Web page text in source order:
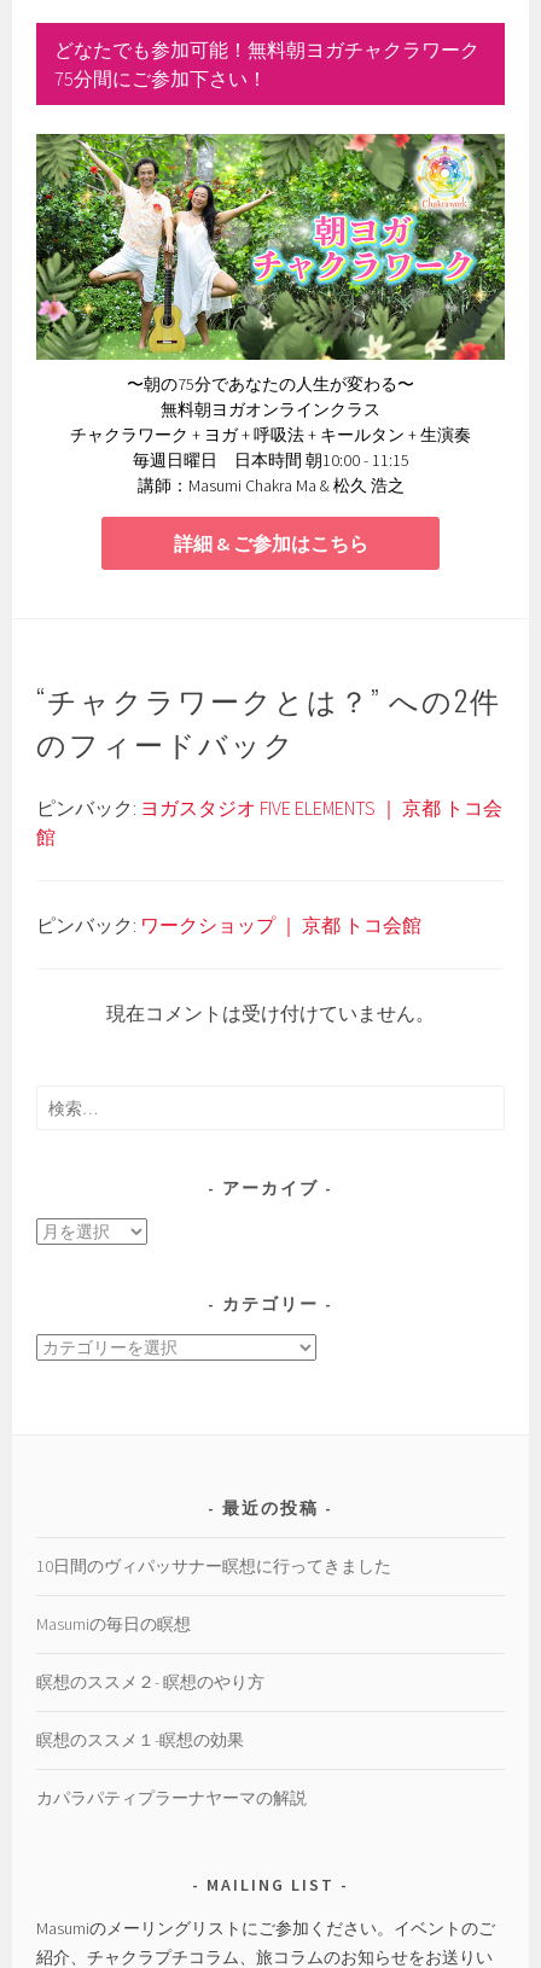
どなたでも参加可能！無料朝ヨガチャクラワーク
75分間にご参加下さい！
〜朝の75分であなたの人生が変わる〜
無料朝ヨガオンラインクラス
チャクラワーク + ヨガ + 呼吸法 + キールタン + 生演奏
毎週日曜日 日本時間 朝10:00 - 11:15
講師：Masumi Chakra Ma & 松久 浩之
詳細 & ご参加はこちら
“チャクラワークとは？ ” への2件
のフィードバック
ピンバック: ヨガスタジオ FIVE ELEMENTS ｜ 京都 トコ会
館
ピンバック: ワークショップ ｜ 京都 トコ会館
現在コメントは受け付けていません。
検
アーカイブ
ア
ブ
カテゴリー
カ
最近の投稿
10日間のヴィパッサナー瞑想に行ってきました
Masumiの毎日の瞑想
瞑想のススメ２- 瞑想のやり方
瞑想のススメ１-瞑想の効果
カパラパティプラーナヤーマの解説
MAILING LIST
Masumiのメーリングリストにご参加ください。イベントのご
紹介、チャクラプチコラム、旅コラムのお知らせをお送りい